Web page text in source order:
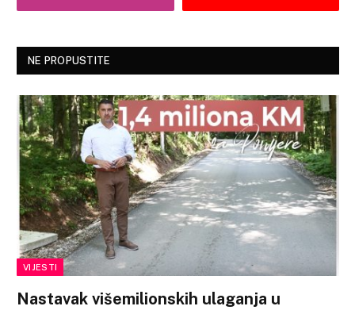
NE PROPUSTITE
VIJESTI
Nastavak višemilionskih ulaganja u